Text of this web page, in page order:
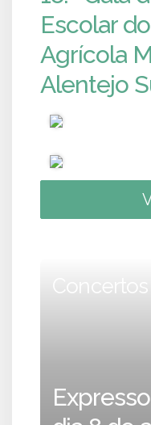
Escolar
Agrícola
Alentejo
Concertos